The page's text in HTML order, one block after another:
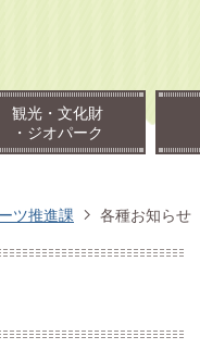
観光・文化財
・ジオパーク
ツ推進課 各種お知らせ